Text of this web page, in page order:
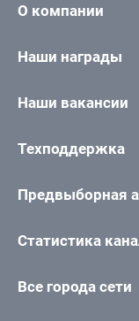
О компании
Наши награды
Наши вакансии
Техподдержка
Предвыборная
Статистика
Все города сети